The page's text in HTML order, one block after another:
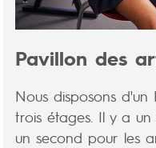
Pavillon des
Nous disposons d'un
trois étages. Il y a
un second pour les